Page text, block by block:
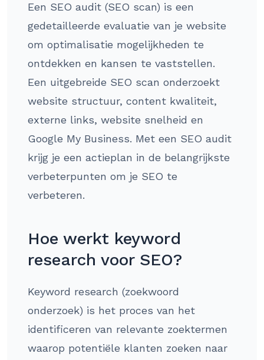
Een SEO audit (SEO scan) is een
gedetailleerde evaluatie van je website
om optimalisatie mogelijkheden te
ontdekken en kansen te vaststellen.
Een uitgebreide SEO scan onderzoekt
website structuur, content kwaliteit,
externe links, website snelheid en
Google My Business. Met een SEO audit
krijg je een actieplan in de belangrijkste
verbeterpunten om je SEO te
verbeteren.
Hoe werkt keyword
research voor SEO?
Keyword research (zoekwoord
onderzoek) is het proces van het
identificeren van relevante zoektermen
waarop potentiële klanten zoeken naar